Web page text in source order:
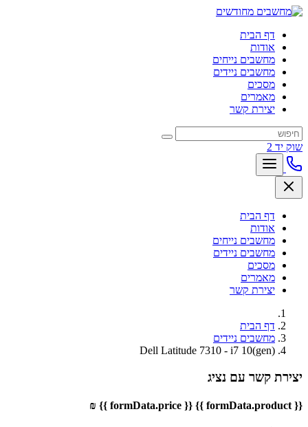
דף הבית
אודות
מחשבים נייחים
מחשבים ניידים
מסכים
מאמרים
יצירת קשר
שוק יד 2
דף הבית
אודות
מחשבים נייחים
מחשבים ניידים
מסכים
מאמרים
יצירת קשר
דף הבית
מחשבים ניידים
Dell Latitude 7310 - i7 10(gen)
יצירת קשר עם נציג
{{ formData.product }}
{{ formData.price }} ₪